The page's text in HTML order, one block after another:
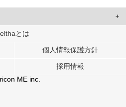
ユーザーに合わせたコンテンツや広告の
各パートナーに提供しています。
ーが各パートナーに提供した他の情報や、
を使用したときに収集した他の情報を組み
elthaとは
個人情報保護方針
採用情報
ME inc.